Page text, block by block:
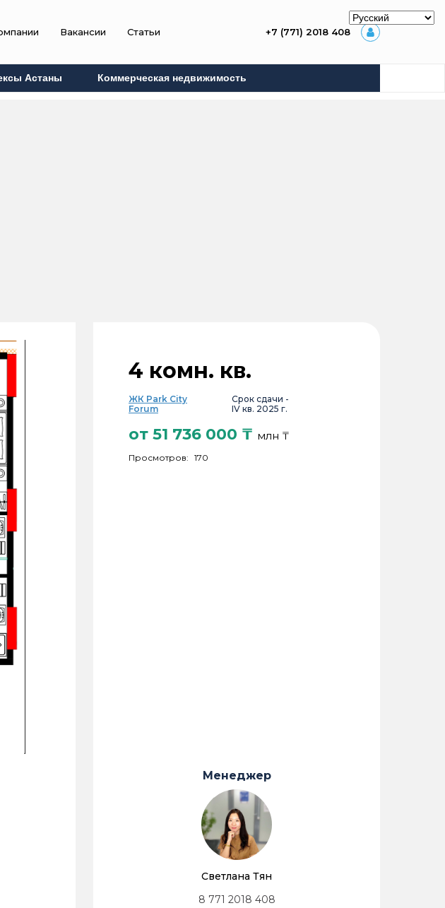
Вакансии Статьи +7 (771) 2018 408
Астаны Коммерческая недвижимость
4 комн. кв.
ЖК Park City
Forum
Срок сдачи -
IV кв. 2025 г.
от 51 736 000 ₸ млн ₸
Просмотров: 170
Менеджер
Светлана Тян
8 771 2018 408